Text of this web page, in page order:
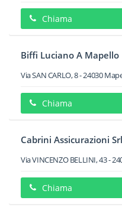
Chiama
Biffi Luciano A Mapello
Via SAN CARLO, 8-24030
Chiama
Cabrini Assicurazioni
Via VINCENZO BELLINI, 43-
Chiama